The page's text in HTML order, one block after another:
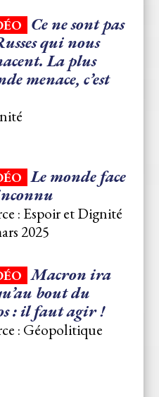
⁣Ce ne sont pas
qui nous
La plus
menace, c’est
⁣Le monde face
: Espoir et Dignité
2025
Macron ira
bout du
: il faut agir !
: Géopolitique